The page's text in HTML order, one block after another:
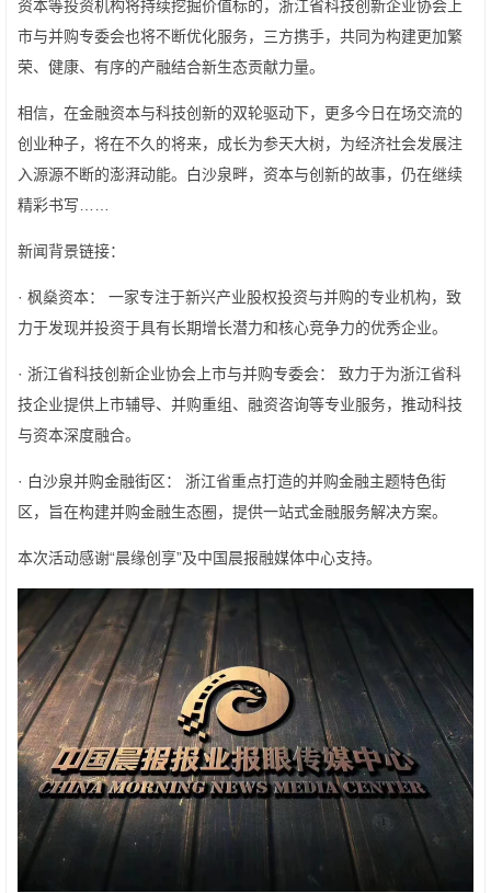
资本等投资机构将持续挖掘价值标的，浙江省科技创新企业协会上
市与并购专委会也将不断优化服务，三方携手，共同为构建更加繁
荣、健康、有序的产融结合新生态贡献力量。
相信，在金融资本与科技创新的双轮驱动下，更多今日在场交流的
创业种子，将在不久的将来，成长为参天大树，为经济社会发展注
入源源不断的澎湃动能。白沙泉畔，资本与创新的故事，仍在继续
精彩书写……
新闻背景链接：
· 枫燊资本： 一家专注于新兴产业股权投资与并购的专业机构，致
力于发现并投资于具有长期增长潜力和核心竞争力的优秀企业。
· 浙江省科技创新企业协会上市与并购专委会： 致力于为浙江省科
技企业提供上市辅导、并购重组、融资咨询等专业服务，推动科技
与资本深度融合。
· 白沙泉并购金融街区： 浙江省重点打造的并购金融主题特色街
区，旨在构建并购金融生态圈，提供一站式金融服务解决方案。
本次活动感谢“晨缘创享”及中国晨报融媒体中心支持。